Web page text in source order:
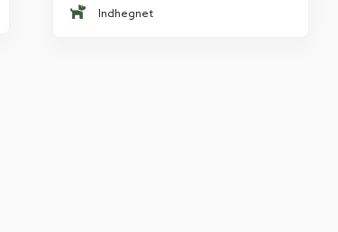
Indhegnet